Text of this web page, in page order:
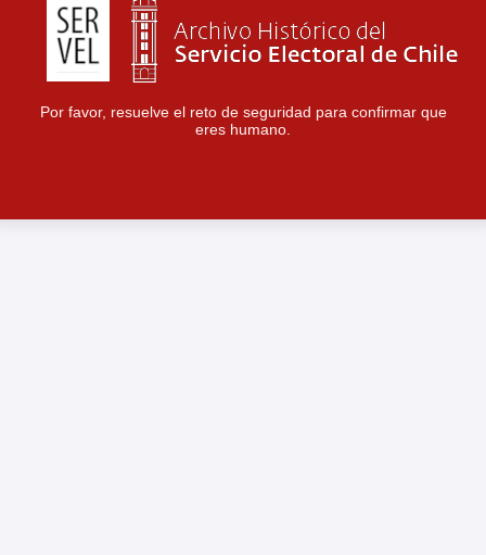
Por favor, resuelve el reto de seguridad para confirmar que
eres humano.